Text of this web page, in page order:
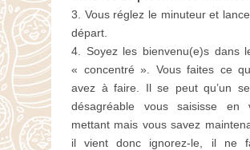
Vous réglez le minuteur et
départ.
Soyez les bienvenu(e)s dans
« concentré ». Vous faites ce
avez à faire. Il se peut qu’un
désagréable vous saisisse en
mettant mais vous savez
il vient donc ignorez-le, il ne